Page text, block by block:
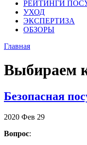
РЕЙТИНГИ
УХОД
ЭКСПЕРТИЗА
ОБЗОРЫ
Главная
Выбираем
Безопасная
2020 Фев 29
Вопрос: